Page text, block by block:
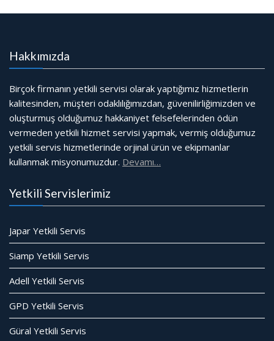
Hakkımızda
Birçok firmanın yetkili servisi olarak yaptığımız hizmetlerin
kalitesinden, müşteri odaklılığımızdan, güvenilirliğimizden ve
oluşturmuş olduğumuz hakkaniyet felsefelerinden ödün
vermeden yetkili hizmet servisi yapmak, vermiş olduğumuz
yetkili servis hizmetlerinde orjinal ürün ve ekipmanlar
kullanmak misyonumuzdur. Devamı…
Yetkili Servislerimiz
Japar Yetkili Servis
Siamp Yetkili Servis
Adell Yetkili Servis
GPD Yetkili Servis
Güral Yetkili Servis